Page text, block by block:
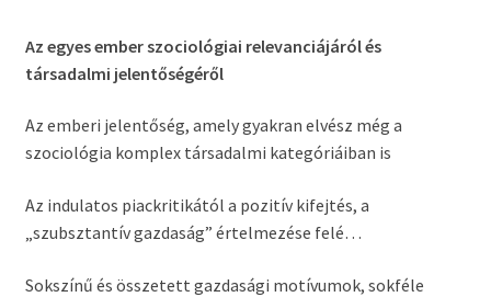
Az egyes ember szociológiai relevanciájáról és
társadalmi jelentőségéről
Az emberi jelentőség, amely gyakran elvész még a
szociológia komplex társadalmi kategóriáiban is
Az indulatos piackritikától a pozitív kifejtés, a
„szubsztantív gazdaság” értelmezése felé…
Sokszínű és összetett gazdasági motívumok, sokféle